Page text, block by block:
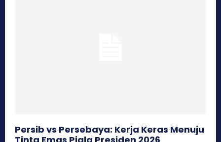
Persib vs Persebaya: Kerja Keras Menuju